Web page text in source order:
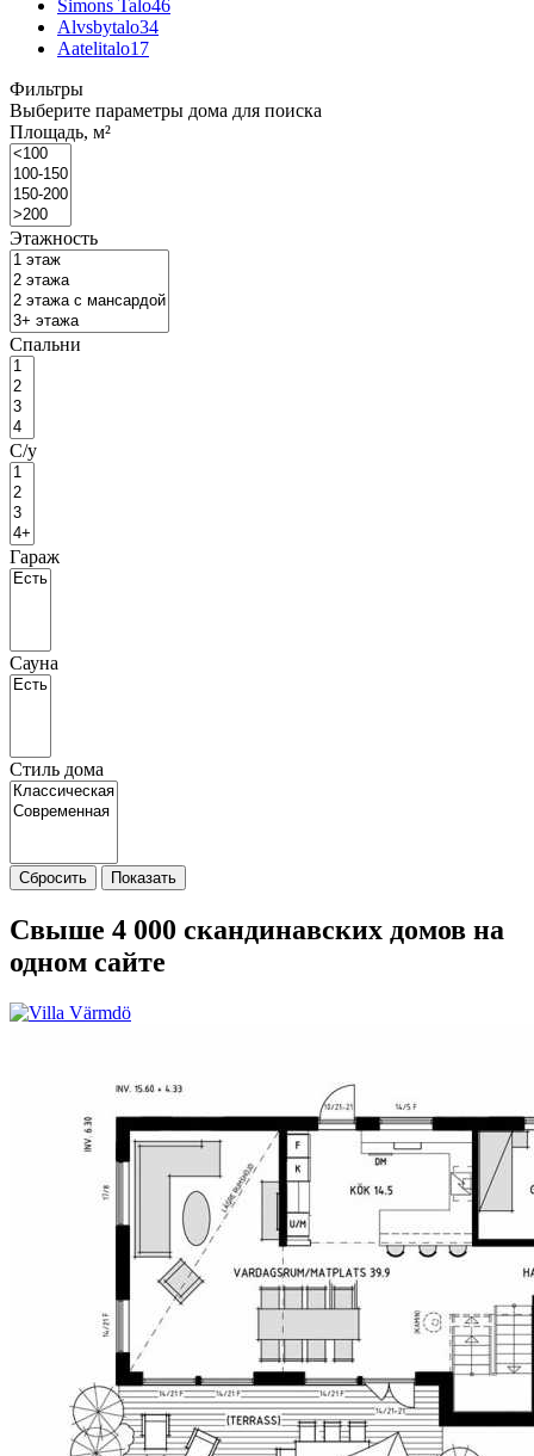
Simons Talo46
Alvsbytalo34
Aatelitalo17
Фильтры
Выберите параметры дома для поиска
Площадь, м²
Этажность
Спальни
С/у
Гараж
Сауна
Стиль дома
Сбросить Показать
Свыше 4 000 скандинавских домов на
одном сайте